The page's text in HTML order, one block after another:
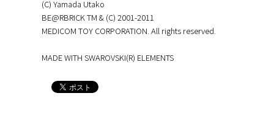
(C) Yamada Utako
BE@RBRICK TM & (C) 2001-2011
MEDICOM TOY CORPORATION. All rights reserved.
MADE WITH SWAROVSKI(R) ELEMENTS